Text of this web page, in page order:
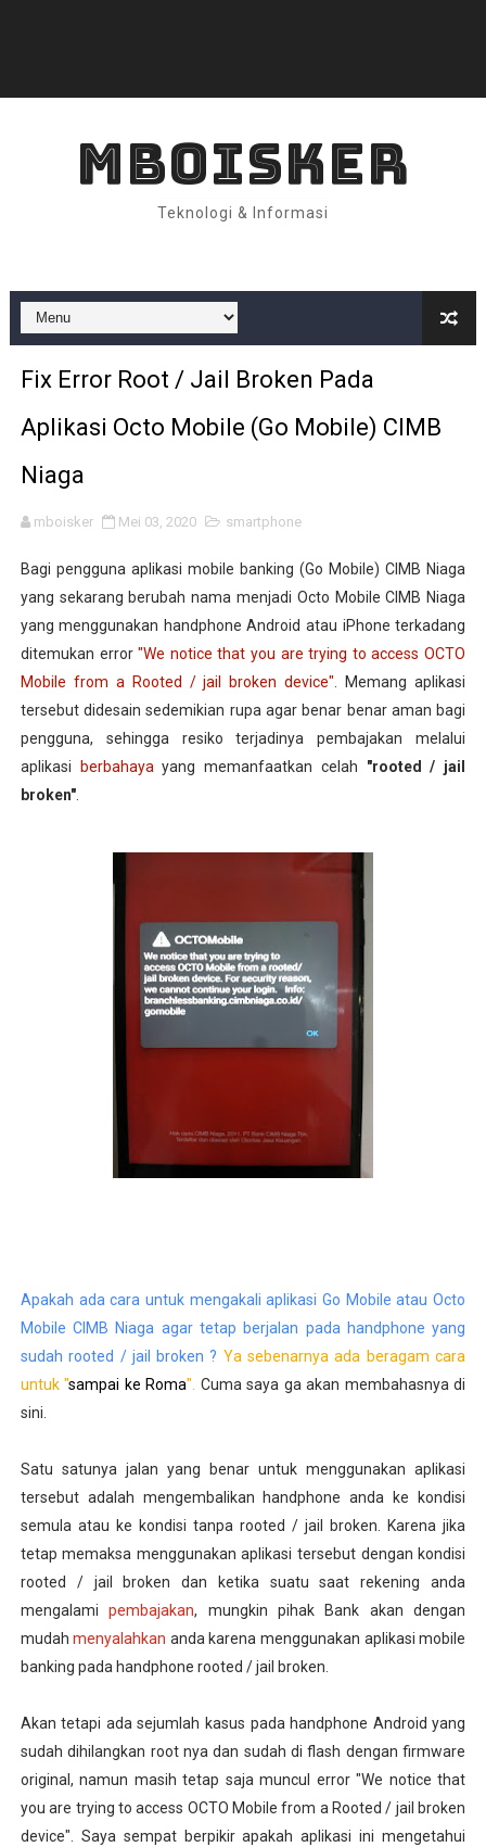
MBOISKER
Teknologi & Informasi
Fix Error Root / Jail Broken Pada
Aplikasi Octo Mobile (Go Mobile) CIMB
Niaga
mboisker Mei 03, 2020 smartphone
Bagi pengguna aplikasi mobile banking (Go Mobile) CIMB Niaga
yang sekarang berubah nama menjadi Octo Mobile CIMB Niaga
yang menggunakan handphone Android atau iPhone terkadang
ditemukan error"We notice that you are trying to access OCTO
Mobile from a Rooted / jail broken device" . Memang aplikasi
tersebut didesain sedemikian rupa agar benar benar aman bagi
pengguna, sehingga resiko terjadinya pembajakan melalui
aplikasi
berbahaya yang memanfaatkan celah "rooted / jail
broken".
Apakah ada cara untuk mengakali aplikasi Go Mobile atau Octo
Mobile CIMB Niaga agar tetap berjalan pada handphone yang
sudah rooted / jail broken ? Ya sebenarnya ada beragam cara
untuk "sampai ke Roma". Cuma saya ga akan membahasnya di
sini.
Satu satunya jalan yang benar untuk menggunakan aplikasi
tersebut adalah mengembalikan handphone anda ke kondisi
semula atau ke kondisi tanpa rooted / jail broken. Karena jika
tetap memaksa menggunakan aplikasi tersebut dengan kondisi
rooted / jail broken dan ketika suatu saat rekening anda
mengalamipembajakan, mungkin pihak Bank akan dengan
mudahmenyalahkan anda karena menggunakan aplikasi mobile
banking pada handphone rooted / jail broken.
Akan tetapi ada sejumlah kasus pada handphone Android yang
sudah dihilangkan root nya dan sudah di flash dengan firmware
original, namun masih tetap saja muncul error "We notice that
you are trying to access OCTO Mobile from a Rooted / jail broken
device". Saya sempat berpikir apakah aplikasi ini mengetahui